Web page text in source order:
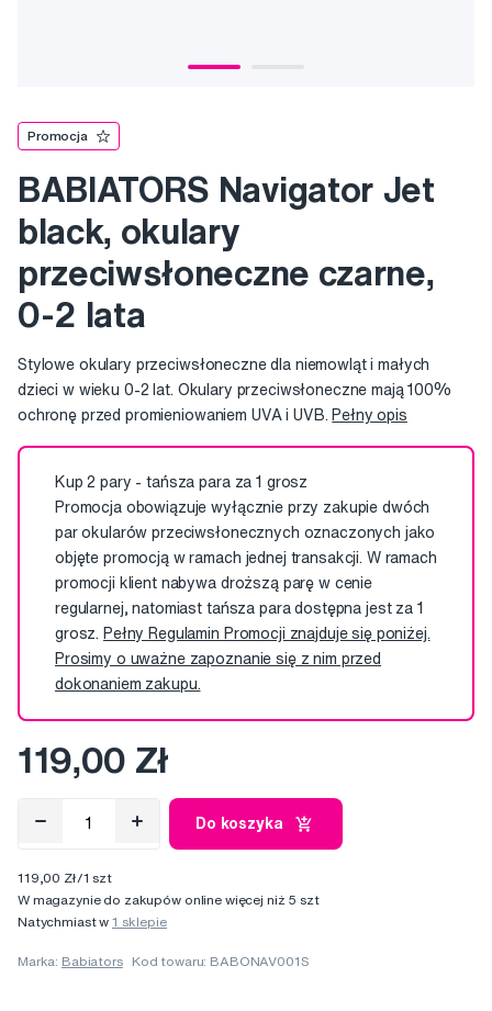
Promocja
BABIATORS Navigator Jet
black, okulary
przeciwsłoneczne czarne,
0-2 lata
Stylowe okulary przeciwsłoneczne dla niemowląt i małych
dzieci w wieku 0-2 lat. Okulary przeciwsłoneczne mają 100%
ochronę przed promieniowaniem UVA i UVB. Pełny opis
Kup 2 pary - tańsza para za 1 grosz
Promocja obowiązuje wyłącznie przy zakupie dwóch
par okularów przeciwsłonecznych oznaczonych jako
objęte promocją w ramach jednej transakcji. W ramach
promocji klient nabywa droższą parę w cenie
regularnej, natomiast tańsza para dostępna jest za 1
grosz. Pełny Regulamin Promocji znajduje się poniżej.
Prosimy o uważne zapoznanie się z nim przed
dokonaniem zakupu.
119,00 Zł
Do koszyka
119,00 Zł/1 szt
W magazynie do zakupów online więcej niż 5 szt
Natychmiast w1 sklepie
Marka: Babiators Kod towaru: BABONAV001S